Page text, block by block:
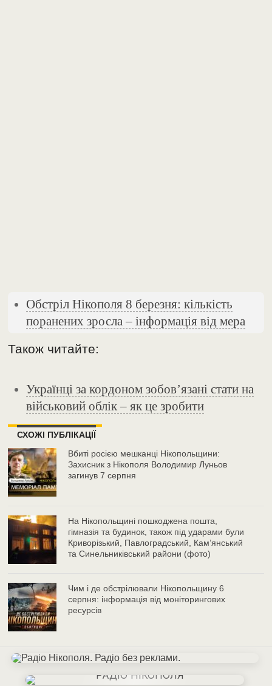
Обстріл Нікополя 8 березня: кількість
поранених зросла – інформація від мера
Також читайте:
Українці за кордоном зобов’язані стати на
військовий облік – як це зробити
СХОЖІ ПУБЛІКАЦІЇ
Вбиті росією мешканці Нікопольщини:
Захисник з Нікополя Володимир Луньов
загинув 7 серпня
На Нікопольщині пошкоджена пошта,
гімназія та будинок, також під ударами були
Криворізький, Павлоградський, Камʼянський
та Синельниківський райони (фото)
Чим і де обстрілювали Нікопольщину 6
серпня: інформація від моніторингових
ресурсів